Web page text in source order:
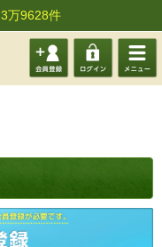
3万9628件
会員登 ログイ メニュ